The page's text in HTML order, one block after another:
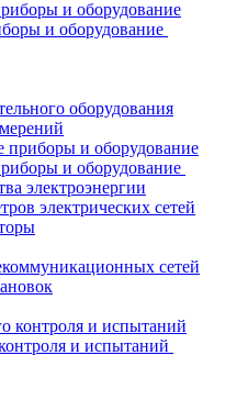
и оборудование
оборудования
и оборудование
электроэнергии
электрических сетей
сетей
и испытаний